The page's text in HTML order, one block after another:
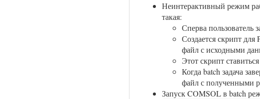
Неинтерактивный режим
такая:
Сперва пользователь
Создается скрипт для
файл с исходными
Этот скрипт
Когда batch задача
файл с полученными
Запуск COMSOL в batch